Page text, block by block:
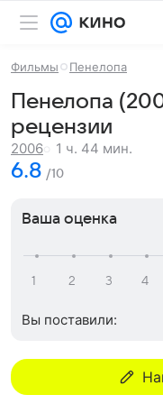
Фильмы Пенелопа
Пенелопа
рецензии
2006 1 ч. 44 мин.
6.8 /10
Ваша оценка
Вы поставили: